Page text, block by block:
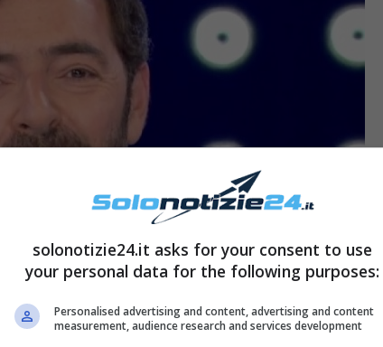
ed attrice,Martina Colombari.L’ex Miss
solonotizie24.it asks for your consent to use
your personal data for the following purposes:
Personalised advertising and content, advertising and content
measurement, audience research and services development